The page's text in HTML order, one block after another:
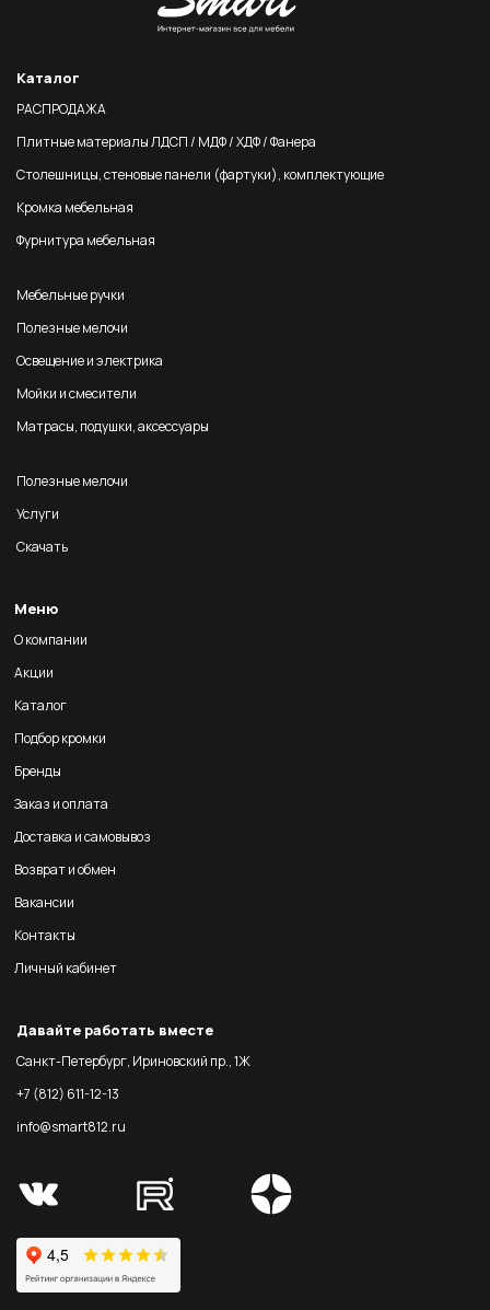
Каталог
РАСПРОДАЖА
Плитные материалы ЛДСП / МДФ / ХДФ / Фанера
Столешницы, стеновые панели (фартуки), комплектующие
Кромка мебельная
Фурнитура мебельная
Мебельные ручки
Полезные мелочи
Освещение и электрика
Мойки и смесители
Матрасы, подушки, аксессуары
Полезные мелочи
Услуги
Скачать
Меню
О компании
Акции
Каталог
Подбор кромки
Бренды
Заказ и оплата
Доставка и самовывоз
Возврат и обмен
Вакансии
Контакты
Личный кабинет
Давайте работать вместе
Санкт-Петербург, Ириновский пр., 1Ж
+7 (812) 611-12-13
info@smart812.ru